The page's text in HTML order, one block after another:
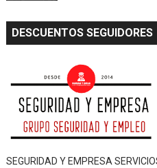
DESCUENTOS SEGUIDORES
SEGURIDAD Y EMPRESA